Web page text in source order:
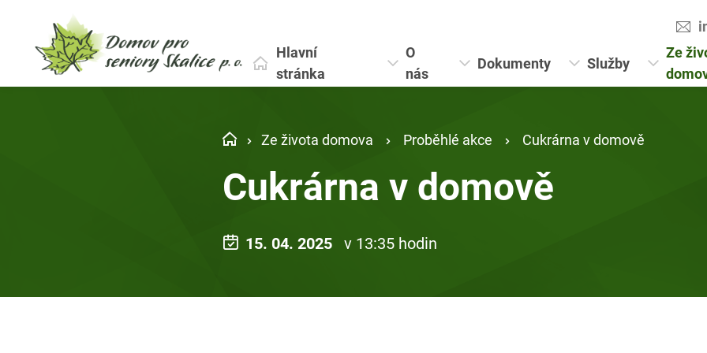
Hlavní
stránka
O
nás
Dokumenty Služby
Ze
Ze života domova Proběhlé akce Cukrárna v domově
Cukrárna v domově
15. 04. 2025 v 13:35 hodin